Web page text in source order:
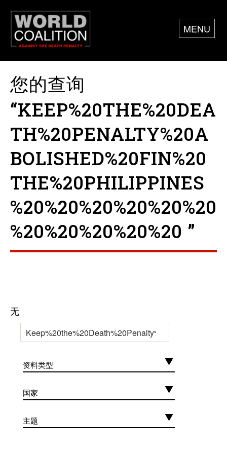
MENU
您的查询
“KEEP%20THE%20DEA
TH%20PENALTY%20A
BOLISHED%20FIN%20
THE%20PHILIPPINES
%20%20%20%20%20%20
%20%20%20%20%20 ”
无